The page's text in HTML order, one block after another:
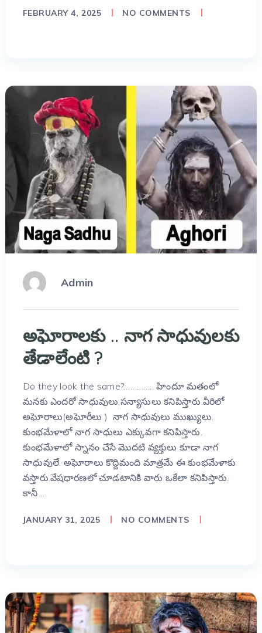
FEBRUARY 4, 2025 NO COMMENTS
Admin
అఘోరాలకు .. నాగ సాధువులకు
తేడాలేంటి ?
Do they look the same?………….. హిందూ మతంలో
మనకు ఎందరో సాధువులు,సన్యాసులు కనిపిస్తారు.వీరిలో
అఘోరాలు(అఘోరీలు ) నాగ సాధువులు ముఖ్యులు.
కుంభమేళాలో నాగ సాధులు ఎక్కువగా కనిపిస్తారు.
కుంభమేళాలో స్నానం చేసే మొదటి వ్యక్తులు కూడా నాగ
సాధువులే. అఘోరాలు కొద్దిమంది మాత్రమే ఈ కుంభమేళాకు
వస్తారు.వేషధారణలో చూడటానికి వారు ఒకేలా కనిపిస్తారు.
కానీ …
JANUARY 31, 2025 NO COMMENTS